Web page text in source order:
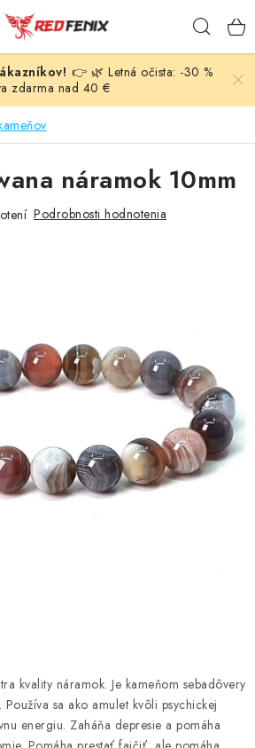
👉 🌿 Letná očista: -30 %
zdarma nad 40 €
kvality náramok. Je kameňom sebadôvery
sa ako amulet kvôli psychickej
energiu. Zaháňa depresie a pomáha
náramok 10mm
Podrobnosti hodnotenia